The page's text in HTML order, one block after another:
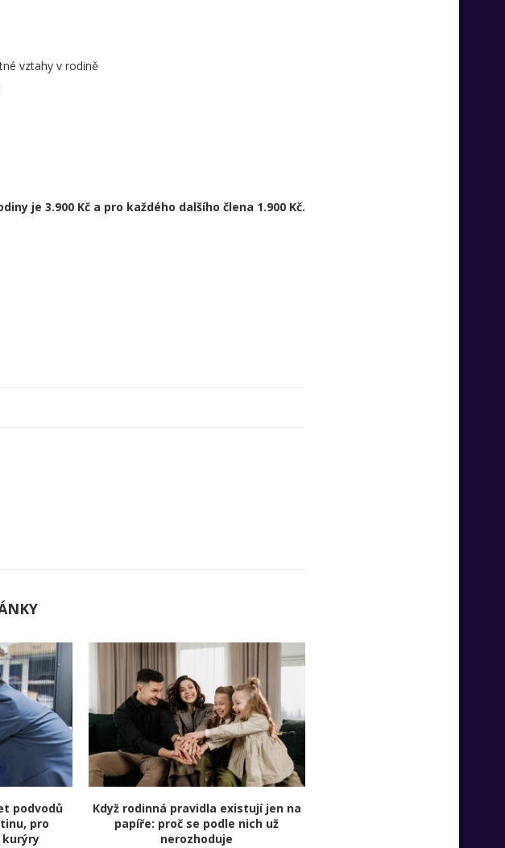
vztahy v rodině
je 3.900 Kč a pro každého dalšího člena 1.900 Kč.
podvodů
pro
Když rodinná pravidla existují jen na
papíře: proč se podle nich už
nerozhoduje